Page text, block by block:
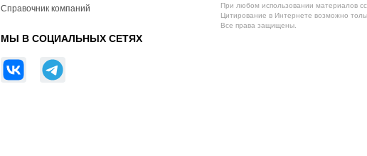
Справочник компаний
МЫ В СОЦИАЛЬНЫХ СЕТЯХ
При любом использовании материалов
Цитирование в Интернете возможно
Все права защищены.